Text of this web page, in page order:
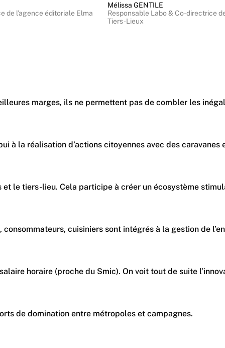
de l’agence éditoriale Elma
Mélissa GENTILE
Responsable Labo & Co-directrice
Tiers-Lieux
ils ne permettent pas de combler
réalisation d’actions citoyennes avec des
tiers-lieu. Cela participe à créer un
cuisiniers sont intégrés à la
Smic). On voit
de domination entre métropoles et campagnes.